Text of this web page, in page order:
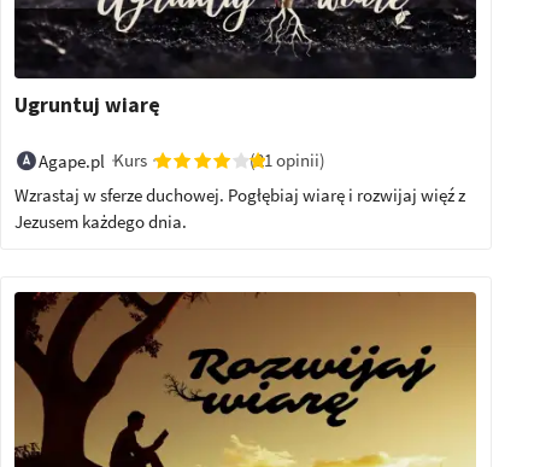
Ugruntuj wiarę
Agape.pl Kurs
(21 opinii)
Wzrastaj w sferze duchowej. Pogłębiaj wiarę i rozwijaj więź z
Jezusem każdego dnia.